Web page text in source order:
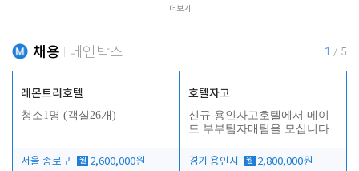
더보기
채용 메인박스 1 / 5
레몬트리호텔
청소1명 (객실26개)
서울 종로구 월 2,600,000원
호텔자고
신규 용인자고호텔에서 메이
드 부부팀자매팀을 모십니다.
경기 용인시 월 2,800,000원